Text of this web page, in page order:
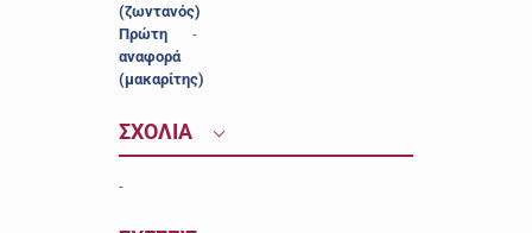
(ζωντανός)
Πρώτη
αναφορά
(μακαρίτης)
-
ΣΧΟΛΙΑ
-